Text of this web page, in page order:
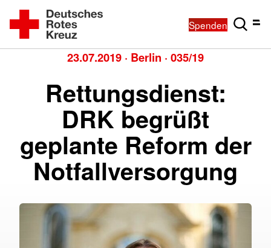
Spenden
23.07.2019 · Berlin · 035/19
Rettungsdienst:
DRK begrüßt
geplante Reform der
Notfallversorgung